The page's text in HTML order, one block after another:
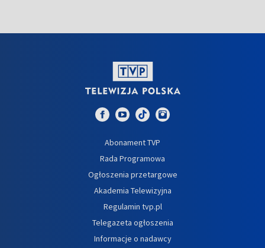
Abonament TVP
Rada Programowa
Ogłoszenia przetargowe
Akademia Telewizyjna
Regulamin tvp.pl
Telegazeta ogłoszenia
Informacje o nadawcy